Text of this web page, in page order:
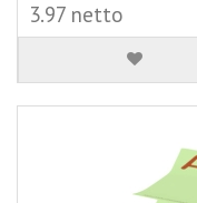
3.97 netto